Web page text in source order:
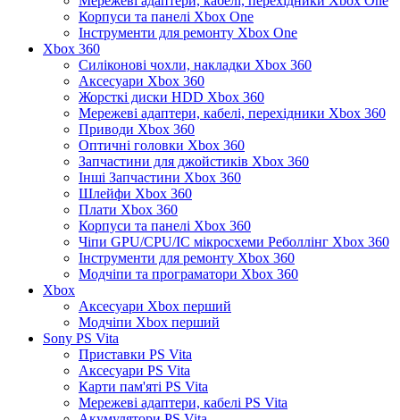
Корпуси та панелі Xbox One
Інструменти для ремонту Xbox One
Xbox 360
Силіконові чохли, накладки Xbox 360
Аксесуари Xbox 360
Жорсткі диски HDD Xbox 360
Мережеві адаптери, кабелі, перехідники Xbox 360
Приводи Xbox 360
Оптичні головки Xbox 360
Запчастини для джойстиків Xbox 360
Інші Запчастини Xbox 360
Шлейфи Xbox 360
Плати Xbox 360
Корпуси та панелі Xbox 360
Чіпи GPU/CPU/IC мікросхеми Реболлінг Xbox 360
Інструменти для ремонту Xbox 360
Модчіпи та програматори Xbox 360
Xbox
Аксесуари Xbox перший
Модчіпи Xbox перший
Sony PS Vita
Приставки PS Vita
Аксесуари PS Vita
Карти пам'яті PS Vita
Мережеві адаптери, кабелі PS Vita